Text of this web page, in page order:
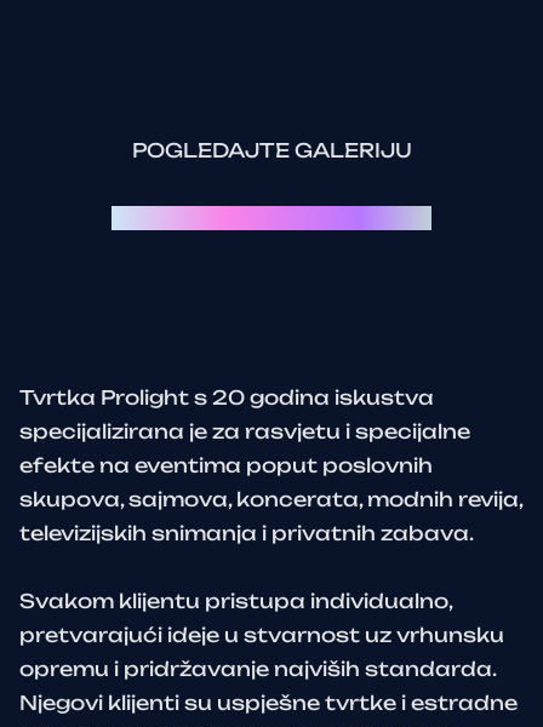
POGLEDAJTE GALERIJU
Tvrtka Prolight s 20 godina iskustva
specijalizirana je za rasvjetu i specijalne
efekte na eventima poput poslovnih
skupova, sajmova, koncerata, modnih revija,
televizijskih snimanja i privatnih zabava.
Svakom klijentu pristupa individualno,
pretvarajući ideje u stvarnost uz vrhunsku
opremu i pridržavanje najviših standarda.
Njegovi klijenti su uspješne tvrtke i estradne